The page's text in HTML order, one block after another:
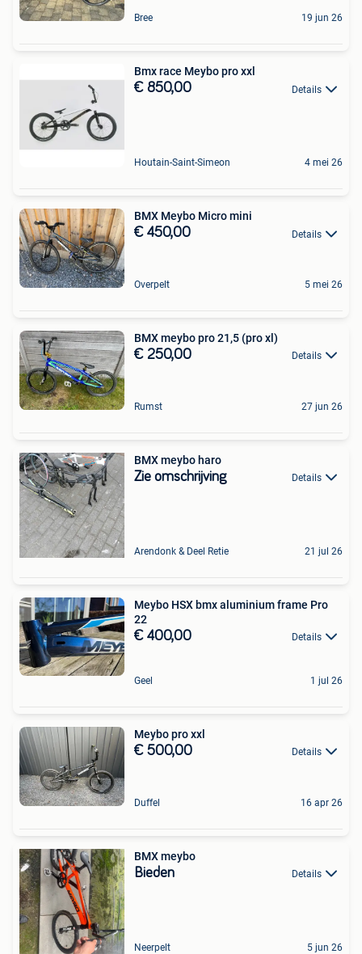
Bree 19 jun 26
Bmx race Meybo pro xxl
€ 850,00 Details
Houtain-Saint-Simeon 4 mei 26
BMX Meybo Micro mini
€ 450,00 Details
Overpelt 5 mei 26
BMX meybo pro 21,5 (pro xl)
€ 250,00 Details
Rumst 27 jun 26
BMX meybo haro
Zie omschrijving Details
Arendonk & Deel Retie 21 jul 26
Meybo HSX bmx aluminium frame Pro
22
€ 400,00 Details
Geel 1 jul 26
Meybo pro xxl
€ 500,00 Details
Duffel 16 apr 26
BMX meybo
Bieden Details
Neerpelt 5 jun 26